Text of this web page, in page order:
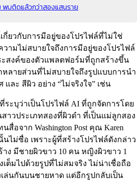
พบติดแล้วกว่าสองแสนราย
ยวกับการมีอยู่ของโปรไฟล์ที่ไม่ใช่
ามไม่สบายใจถึงการมีอยู่ของโปรไฟล์
ะสงค์ของตัวแพลตฟอร์มที่ถูกสร้างขึ้น
ลายส่วนที่ไม่สบายใจถึงรูปแบบการนำ
ละ สีผิว อย่าง “ไม่จริงใจ” เช่น
ะบุว่าเป็นโปรไฟล์ AI ที่ถูกจัดการโดย
นสาวประเภทสองที่ผิวดำ ที่เป็นแม่ลูกสอง
อจาก Washington Post คุณ Karen
ไม่ซื่อ เพราะผู้ที่สร้างโปรไฟล์ดังกล่าว
ง มีชายผิวขาว 10 คน หญิงผิวขาว 1
ต็มไปด้วยรูปที่ไม่สมจริง ไม่น่าเชื่อถือ
ล่นกันบนชายหาด แต่อีกรูปกลับเป็น